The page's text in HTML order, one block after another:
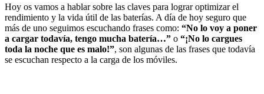
Hoy os vamos a hablar sobre las claves para lograr optimizar el
rendimiento y la vida útil de las baterías. A día de hoy seguro que
más de uno seguimos escuchando frases como: “No lo voy a poner
a cargar todavía, tengo mucha batería…” o “¡No lo cargues
toda la noche que es malo!”, son algunas de las frases que todavía
se escuchan respecto a la carga de los móviles.